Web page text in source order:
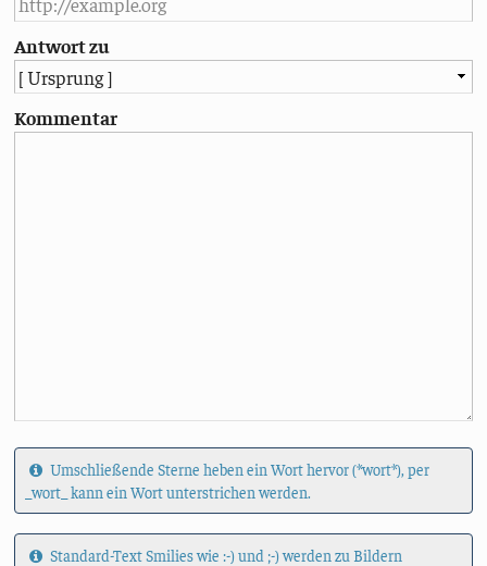
Antwort zu
Kommentar
Umschließende Sterne heben ein Wort hervor (*wort*), per
_wort_ kann ein Wort unterstrichen werden.
Standard-Text Smilies wie :-) und ;-) werden zu Bildern